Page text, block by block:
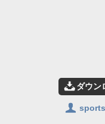
📥ダウン
👤